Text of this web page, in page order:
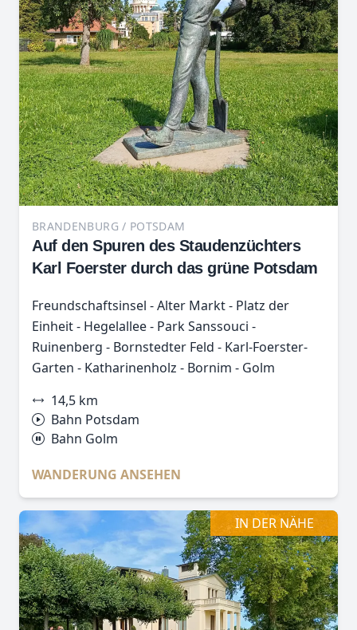
BRANDENBURG / POTSDAM
Auf den Spuren des Staudenzüchters
Karl Foerster durch das grüne Potsdam
Freundschaftsinsel - Alter Markt - Platz der
Einheit - Hegelallee - Park Sanssouci -
Ruinenberg - Bornstedter Feld - Karl-Foerster-
Garten - Katharinenholz - Bornim - Golm
14,5 km
Bahn Potsdam
Bahn Golm
WANDERUNG ANSEHEN
IN DER NÄHE